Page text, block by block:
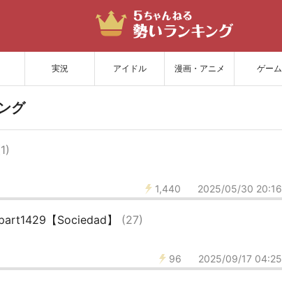
実況 アイドル 漫画・アニメ ゲーム
グ
1,440 2025/05/30 20:16
【Sociedad】 (27)
96 2025/09/17 04:25